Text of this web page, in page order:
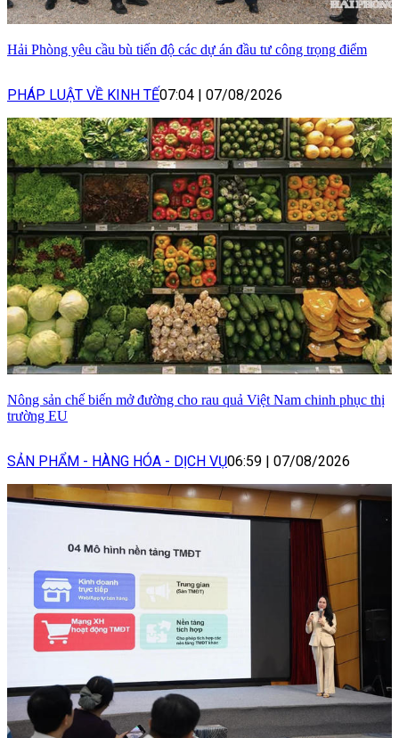
Hải Phòng yêu cầu bù tiến độ các dự án đầu tư công trọng điểm
PHÁP LUẬT VỀ KINH TẾ07:04 | 07/08/2026
Nông sản chế biến mở đường cho rau quả Việt Nam chinh phục thị
trường EU
SẢN PHẨM - HÀNG HÓA - DỊCH VỤ06:59 | 07/08/2026